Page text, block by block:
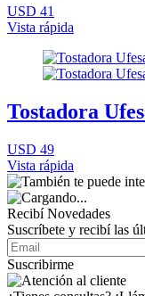
USD 41
Vista rápida
Tostadora
USD 49
Vista rápida
Recibí Novedades
Suscríbete y recibí las
Suscribirme